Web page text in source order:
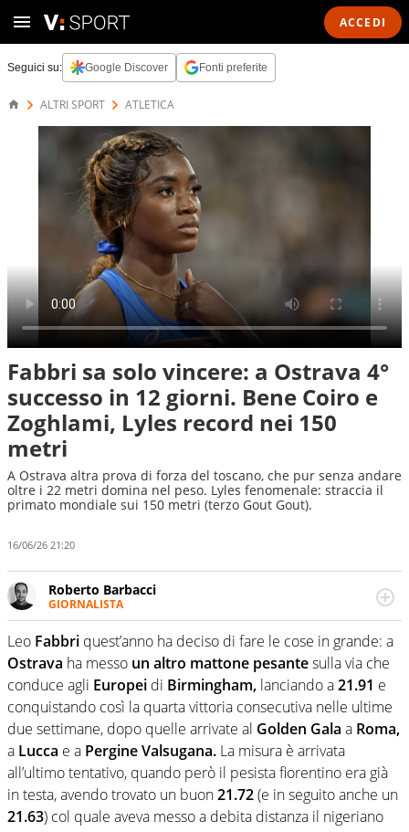
ACCEDI
Seguici su: Google Discover Fonti preferite
ALTRI SPORT ATLETICA
Fabbri sa solo vincere: a Ostrava 4°
successo in 12 giorni. Bene Coiro e
Zoghlami, Lyles record nei 150
metri
A Ostrava altra prova di forza del toscano, che pur senza andare
oltre i 22 metri domina nel peso. Lyles fenomenale: straccia il
primato mondiale sui 150 metri (terzo Gout Gout).
16/06/26 21:20
Roberto Barbacci
GIORNALISTA
Giornalista (pubblicista) sportivo a tutto campo, è il
tuttologo di Virgilio Sport. Provate a chiedergli di boxe, di
scherma, di volley o di curling: ve ne farà innamorare
Leo Fabbri quest’anno ha deciso di fare le cose in grande: a
Ostrava ha messo un altro mattone pesantesulla via che
conduce agli Europei di Birmingham, lanciando a21.91 e
conquistando così la quarta vittoria consecutiva nelle ultime
due settimane, dopo quelle arrivate al Golden Gala a Roma,
a Lucca e a Pergine Valsugana. La misura è arrivata
all’ultimo tentativo, quando però il pesista fiorentino era già
in testa, avendo trovato un buon21.72(e in seguito anche un
21.63) col quale aveva messo a debita distanza il nigeriano